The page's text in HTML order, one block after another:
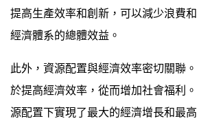
提高生產效率和創新，可以減少浪費
經濟體系的總體效益。
此外，資源配置與經濟效率密切關聯
於提高經濟效率，從而增加社會福利
源配置下實現了最大的經濟增長和最